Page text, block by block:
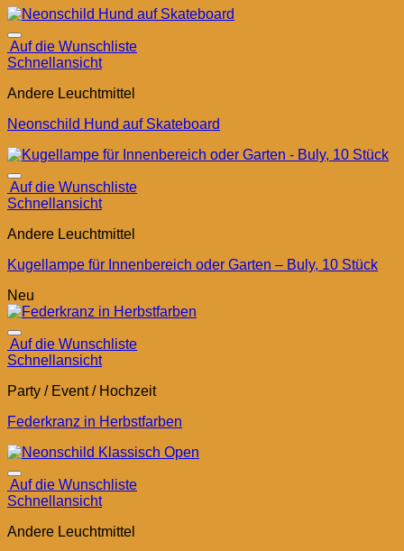
Auf die Wunschliste
Schnellansicht
Andere Leuchtmittel
Neonschild Hund auf Skateboard
Auf die Wunschliste
Schnellansicht
Andere Leuchtmittel
Kugellampe für Innenbereich oder Garten – Buly, 10 Stück
Neu
Auf die Wunschliste
Schnellansicht
Party / Event / Hochzeit
Federkranz in Herbstfarben
Auf die Wunschliste
Schnellansicht
Andere Leuchtmittel